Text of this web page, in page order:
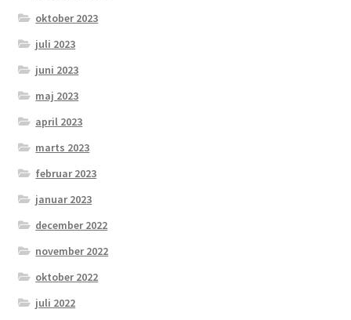
oktober 2023
juli 2023
juni 2023
maj 2023
april 2023
marts 2023
februar 2023
januar 2023
december 2022
november 2022
oktober 2022
juli 2022